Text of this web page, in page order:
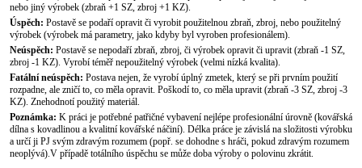
nebo jiný výrobek (zbraň +1 SZ, zbroj +1 KZ).
Úspěch: Postavě se podaří opravit či vyrobit použitelnou zbraň, zbroj, nebo použitelný
výrobek (výrobek má parametry, jako kdyby byl vyroben profesionálem).
Neúspěch: Postavě se nepodaří zbraň, zbroj, či výrobek opravit či upravit (zbraň -1 SZ,
zbroj -1 KZ). Vyrobí téměř nepoužitelný výrobek (velmi nízká kvalita).
Fatální neúspěch: Postava nejen, že vyrobí úplný zmetek, který se při prvním použití
rozpadne, ale zničí to, co měla opravit. Poškodí to, co měla upravit (zbraň -3 SZ, zbroj -3
KZ). Znehodnotí použitý materiál.
Poznámka: K práci je potřebné patřičné vybavení nejlépe profesionální úrovně (kovářská
dílna s kovadlinou a kvalitní kovářské náčiní). Délka práce je závislá na složitosti výrobku
a určí ji PJ svým zdravým rozumem (popř. se dohodne s hráči, pokud zdravým rozumem
neoplývá).V případě totálního úspěchu se může doba výroby o polovinu zkrátit.